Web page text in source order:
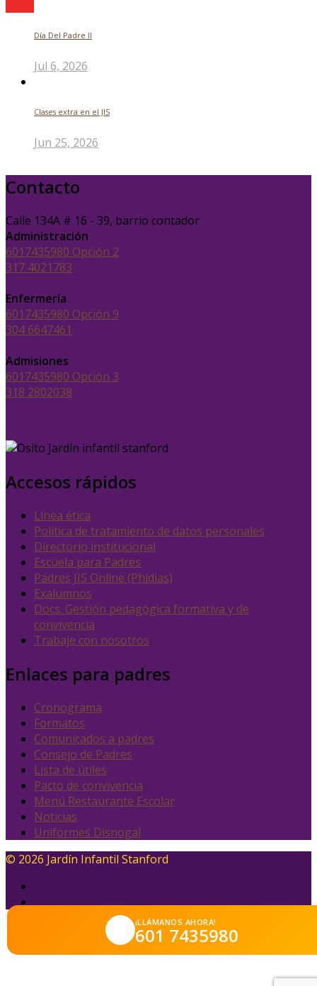
Día Del Padre ll
Jul 6, 2026
Clases extra en el JIS
Jun 25, 2026
Contacto
Calle 134A # 16 - 39, barrio contador
Administración
6017435980 Opción 2
317 4021783
Enfermería
6017435980 Opción 9
304 6647461
Admisiones
6017435980 Opción 3
318 2802038
Accesos rápidos
Línea ética
Política de tratamiento de datos personales
Directorio institucional
Escuela para Padres
Padres JIS Online (Phidias)
Exalumnos
Docs. Gestión pedagógica formativa y de
convivencia
Trabaje con nosotros
Enlaces para padres
Cronograma
Formatos
Comunicados a padres
Consejo de Padres
Lista de útiles
Pacto de convivencia
Menú Restaurante Escolar
Noticias
Uniformes Disnogal
© 2026 Jardín Infantil Stanford
¡LLÁMANOS AHORA!
601 7435980